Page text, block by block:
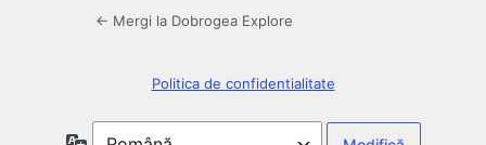
← Mergi la Dobrogea Explore
Politica de confidentialitate